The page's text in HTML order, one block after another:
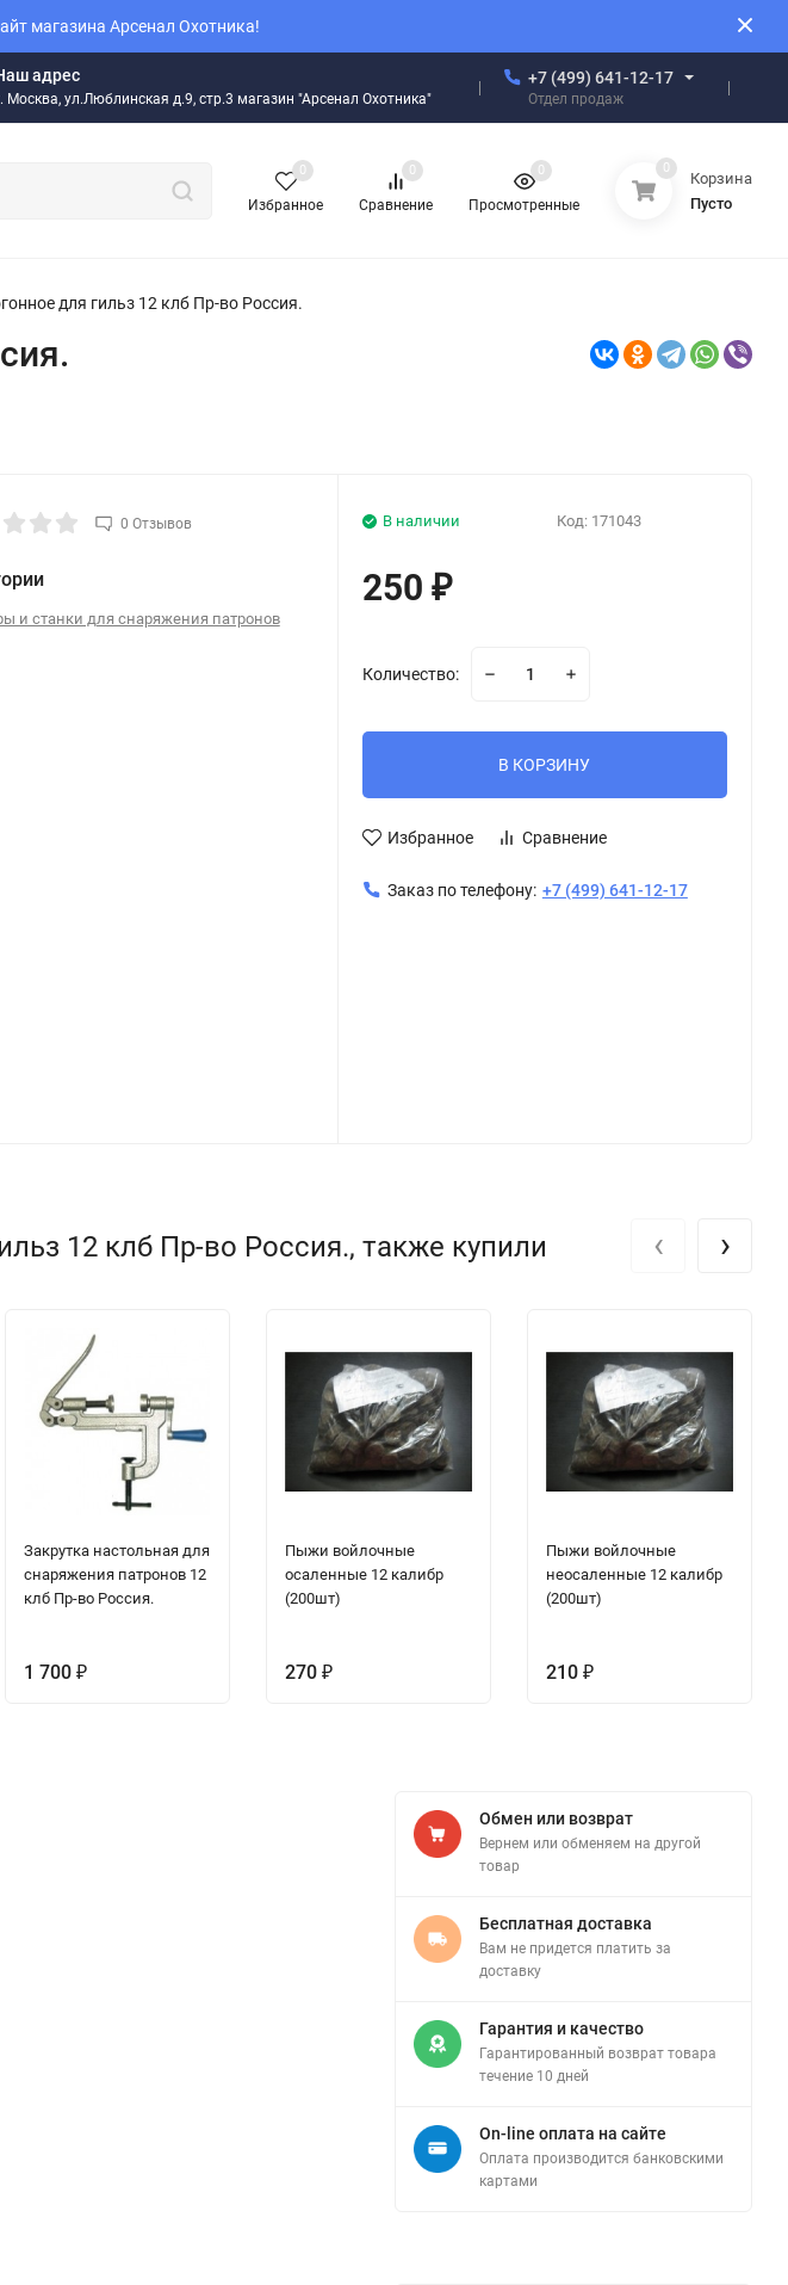
магазина Арсенал Охотника!
адрес
Москва, ул.Люблинская д.9, стр.3 магазин "Арсенал Охотника"
+7 (499) 641-12-17
Отдел продаж
Избранное
0
Сравнение
0
Просмотренные
0 0
Корзина
Пусто
для гильз 12 клб Пр-во Россия.
0 Отзывов
и станки для снаряжения патронов
Код: 171043
В наличии
250 ₽
Количество:
В КОРЗИНУ
Избранное Сравнение
Заказ по телефону: +7 (499) 641-12-17
12 клб Пр-во Россия., также купили
Закрутка настольная для
снаряжения патронов 12
клб Пр-во Россия.
1 700 ₽
Пыжи войлочные
осаленные 12 калибр
(200шт)
270 ₽
Пыжи войлочные
неосаленные 12 калибр
(200шт)
210 ₽
‹ ›
Обмен или возврат
Вернем или обменяем на другой
товар
Бесплатная доставка
Вам не придется платить за
доставку
Гарантия и качество
Гарантированный возврат товара
течение 10 дней
On-line оплата на сайте
Оплата производится банковскими
картами